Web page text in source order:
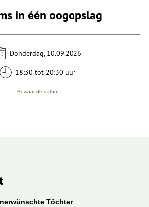
in één oogopslag
Donderdag, 10.09.2026
18:30 tot 20:30 uur
Bewaar de datum
Töchter